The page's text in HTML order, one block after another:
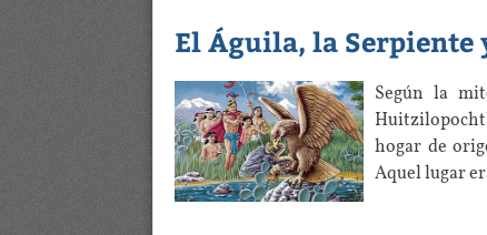
El Águila, la Serpiente
Según la
hogar de
Aquel lugar